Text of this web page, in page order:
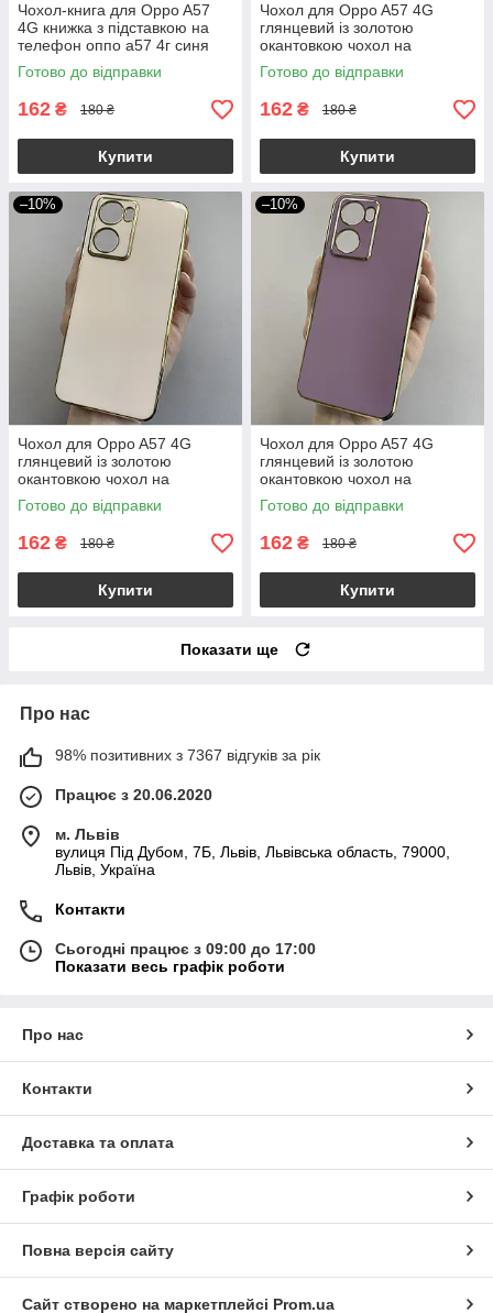
Чохол-книга для Oppo A57
4G книжка з підставкою на
телефон оппо а57 4г синя
stn
Готово до відправки
162 ₴ 180 ₴
Купити
Чохол для Oppo A57 4G
глянцевий із золотою
окантовкою чохол на
телефон оппо а57 4г
бірюзовий h7y
Готово до відправки
162 ₴ 180 ₴
Купити
–10%
Чохол для Oppo A57 4G
глянцевий із золотою
окантовкою чохол на
телефон оппо а57 4г
пудровий h7y
Готово до відправки
162 ₴ 180 ₴
Купити
–10%
Чохол для Oppo A57 4G
глянцевий із золотою
окантовкою чохол на
телефон оппо а57 4г
чорничний h7y
Готово до відправки
162 ₴ 180 ₴
Купити
Показати ще
Про нас
98% позитивних з 7367 відгуків за рік
Працює з 20.06.2020
м. Львів
вулиця Під Дубом, 7Б, Львів, Львівська область, 79000,
Львів, Україна
Контакти
Сьогодні працює з 09:00 до 17:00
Показати весь графік роботи
Про нас
Контакти
Доставка та оплата
Графік роботи
Повна версія сайту
Сайт створено на маркетплейсі Prom.ua